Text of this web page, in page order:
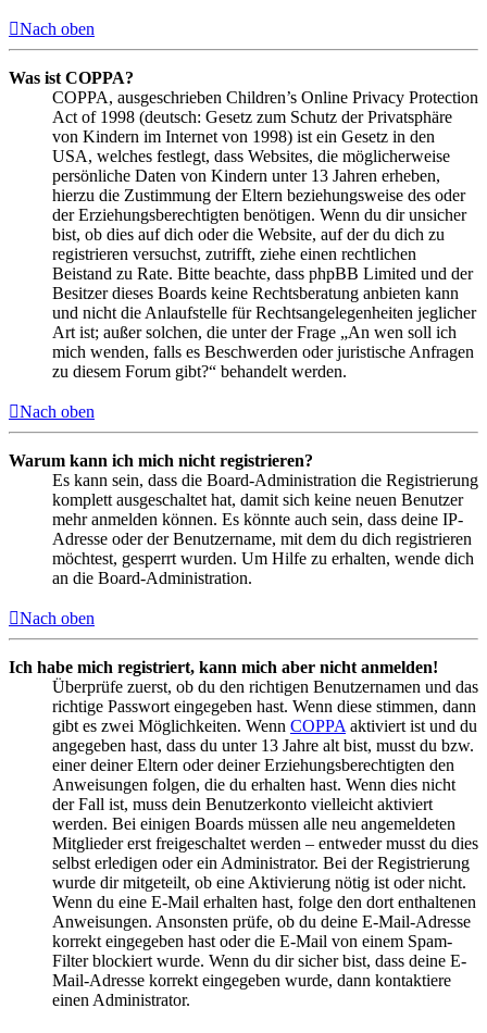
Nach oben
Was ist COPPA?
COPPA, ausgeschrieben Children’s Online Privacy Protection
Act of 1998 (deutsch: Gesetz zum Schutz der Privatsphäre
von Kindern im Internet von 1998) ist ein Gesetz in den
USA, welches festlegt, dass Websites, die möglicherweise
persönliche Daten von Kindern unter 13 Jahren erheben,
hierzu die Zustimmung der Eltern beziehungsweise des oder
der Erziehungsberechtigten benötigen. Wenn du dir unsicher
bist, ob dies auf dich oder die Website, auf der du dich zu
registrieren versuchst, zutrifft, ziehe einen rechtlichen
Beistand zu Rate. Bitte beachte, dass phpBB Limited und der
Besitzer dieses Boards keine Rechtsberatung anbieten kann
und nicht die Anlaufstelle für Rechtsangelegenheiten jeglicher
Art ist; außer solchen, die unter der Frage „An wen soll ich
mich wenden, falls es Beschwerden oder juristische Anfragen
zu diesem Forum gibt?“ behandelt werden.
Nach oben
Warum kann ich mich nicht registrieren?
Es kann sein, dass die Board-Administration die Registrierung
komplett ausgeschaltet hat, damit sich keine neuen Benutzer
mehr anmelden können. Es könnte auch sein, dass deine IP-
Adresse oder der Benutzername, mit dem du dich registrieren
möchtest, gesperrt wurden. Um Hilfe zu erhalten, wende dich
an die Board-Administration.
Nach oben
Ich habe mich registriert, kann mich aber nicht anmelden!
Überprüfe zuerst, ob du den richtigen Benutzernamen und das
richtige Passwort eingegeben hast. Wenn diese stimmen, dann
gibt es zwei Möglichkeiten. Wenn COPPA aktiviert ist und du
angegeben hast, dass du unter 13 Jahre alt bist, musst du bzw.
einer deiner Eltern oder deiner Erziehungsberechtigten den
Anweisungen folgen, die du erhalten hast. Wenn dies nicht
der Fall ist, muss dein Benutzerkonto vielleicht aktiviert
werden. Bei einigen Boards müssen alle neu angemeldeten
Mitglieder erst freigeschaltet werden – entweder musst du dies
selbst erledigen oder ein Administrator. Bei der Registrierung
wurde dir mitgeteilt, ob eine Aktivierung nötig ist oder nicht.
Wenn du eine E-Mail erhalten hast, folge den dort enthaltenen
Anweisungen. Ansonsten prüfe, ob du deine E-Mail-Adresse
korrekt eingegeben hast oder die E-Mail von einem Spam-
Filter blockiert wurde. Wenn du dir sicher bist, dass deine E-
Mail-Adresse korrekt eingegeben wurde, dann kontaktiere
einen Administrator.